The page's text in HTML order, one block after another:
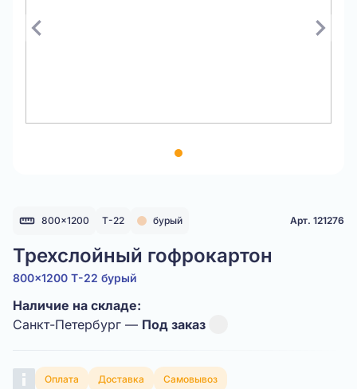
800x1200 Т-22 бурый Арт. 121276
Трехслойный гофрокартон
800x1200 Т-22 бурый
Наличие на складе:
Санкт-Петербург — Под заказ
Оплата Доставка Самовывоз